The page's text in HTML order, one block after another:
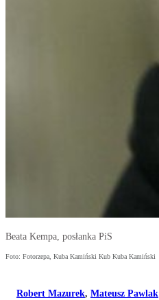
Beata Kempa, posłanka PiS
Foto: Fotorzepa, Kuba Kamiński Kub Kuba Kamiński
Robert Mazurek, Mateusz Pawlak